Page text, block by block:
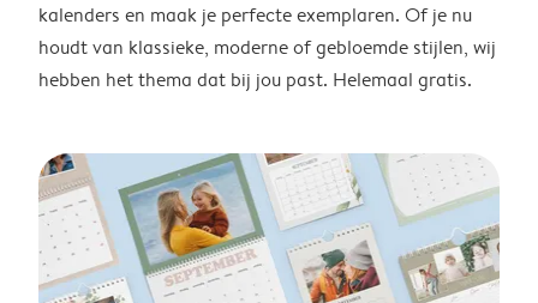
kalenders en maak je perfecte exemplaren. Of je nu
houdt van klassieke, moderne of gebloemde stijlen, wij
hebben het thema dat bij jou past. Helemaal gratis.